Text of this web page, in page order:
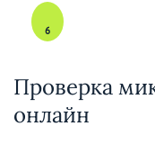
6
Проверка
онлайн